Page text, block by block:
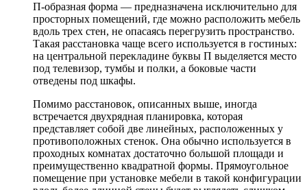
П-образная форма — предназначена исключительно для
просторных помещений, где можно расположить мебель
вдоль трех стен, не опасаясь перегрузить пространство.
Такая расстановка чаще всего используется в гостиных:
на центральной перекладине буквы П выделяется место
под телевизор, тумбы и полки, а боковые части
отведены под шкафы.
Помимо расстановок, описанных выше, иногда
встречается двухрядная планировка, которая
представляет собой две линейных, расположенных у
противоположных стенок. Она обычно используется в
проходных комнатах достаточно большой площади и
преимущественно квадратной формы. Прямоугольное
помещение при установке мебели в такой конфигурации